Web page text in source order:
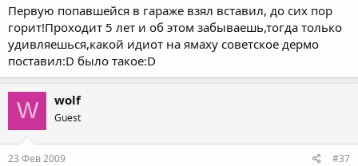
Первую попавшейся в гараже взял вставил, до сих пор
горит!Проходит 5 лет и об этом забываешь,тогда только
удивляешься,какой идиот на ямаху советское дермо
поставил:D было такое:D
W wolf
Guest
23 Фев 2009 #37